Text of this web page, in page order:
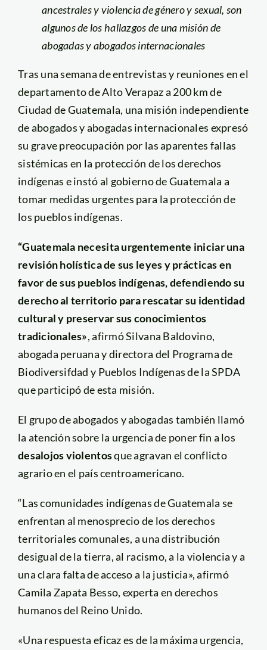
ancestrales y violencia de género y sexual, son
algunos de los hallazgos de una misión de
abogadas y abogados internacionales
Tras una semana de entrevistas y reuniones en el
departamento de Alto Verapaz a 200 km de
Ciudad de Guatemala, una misión independiente
de abogados y abogadas internacionales expresó
su grave preocupación por las aparentes fallas
sistémicas en la protección de los derechos
indígenas e instó al gobierno de Guatemala a
tomar medidas urgentes para la protección de
los pueblos indígenas.
“Guatemala necesita urgentemente iniciar una
revisión holística de sus leyes y prácticas en
favor de sus pueblos indígenas, defendiendo su
derecho al territorio para rescatar su identidad
cultural y preservar sus conocimientos
tradicionales», afirmó Silvana Baldovino,
abogada peruana y directora del Programa de
Biodiversifdad y Pueblos Indígenas de la SPDA
que participó de esta misión.
El grupo de abogados y abogadas también llamó
la atención sobre la urgencia de poner fin a los
desalojos violentosque agravan el conflicto
agrario en el país centroamericano.
“Las comunidades indígenas de Guatemala se
enfrentan al menosprecio de los derechos
territoriales comunales, a una distribución
desigual de la tierra, al racismo, a la violencia y a
una clara falta de acceso a la justicia», afirmó
Camila Zapata Besso, experta en derechos
humanos del Reino Unido.
«Una respuesta eficaz es de la máxima urgencia,